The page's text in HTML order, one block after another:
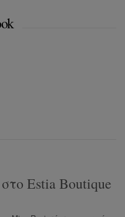
Estia Boutique